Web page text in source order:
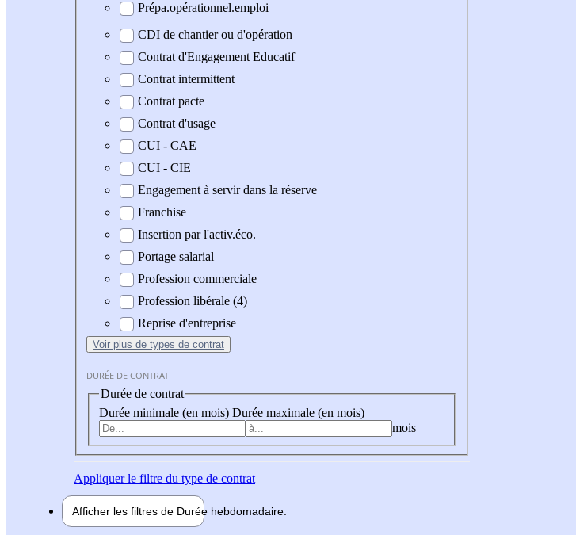
Prépa.opérationnel.emploi
CDI de chantier ou d'opération
Contrat d'Engagement Educatif
Contrat intermittent
Contrat pacte
Contrat d'usage
CUI - CAE
CUI - CIE
Engagement à servir dans la réserve
Franchise
Insertion par l'activ.éco.
Portage salarial
Profession commerciale
Profession libérale (4)
Reprise d'entreprise
Voir plus de types de contrat
DURÉE DE CONTRAT
Durée de contrat
Durée minimale (en mois) Durée maximale (en mois)
mois
Appliquerle filtre du type de contrat
Afficher les filtres de Durée hebdomadaire